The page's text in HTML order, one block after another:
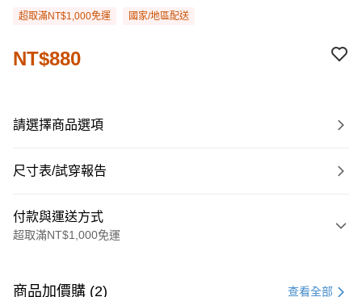
超取滿NT$1,000免運 國家/地區配送
NT$880
請選擇商品選項
尺寸表/試穿報告
付款與運送方式
超取滿NT$1,000免運
信用卡一次付款
商品加價購 (2) 查看全部